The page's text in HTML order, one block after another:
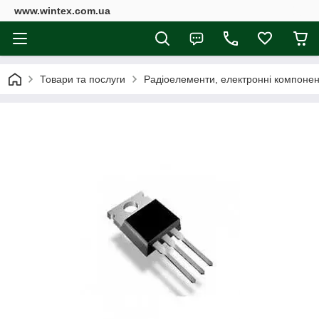
www.wintex.com.ua
Товари та послуги Радіоелементи, електронні